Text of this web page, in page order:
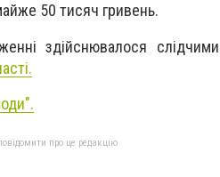
50 тисяч гривень.
здійснювалося слідчими
про це редакцію